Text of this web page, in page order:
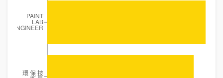
PAINT
LAB
ENGINEER
環 保 技